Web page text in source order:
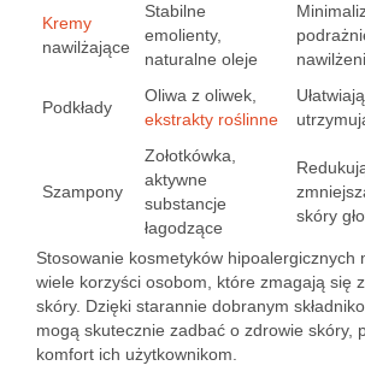
Kremy
nawilżające
Stabilne
emolienty,
naturalne oleje
Podkłady
Oliwa z oliwek,
ekstrakty roślinne
Szampony
Zołotkówka,
aktywne
substancje
łagodzące
skóry
Stosowanie kosmetyków hipoalergicznych
wiele korzyści osobom, które zmagają się
skóry. Dzięki starannie dobranym
mogą skutecznie zadbać o zdrowie skóry,
komfort ich użytkownikom.